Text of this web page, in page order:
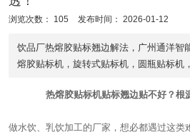
浏览次数： 105 发布时间： 2026-01-12
饮品厂热熔胶贴标翘边解法，广州通洋智
熔胶贴标机，旋转式贴标机，圆瓶贴标机
热熔胶贴标机贴标翘边贴不好？根
做水饮、乳饮加工的厂家，想必都遇过这类